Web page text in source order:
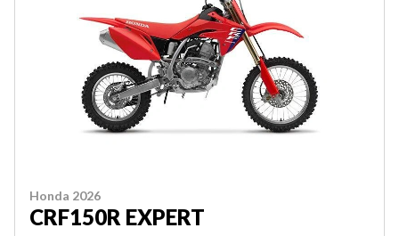
Honda 2026
CRF150R EXPERT